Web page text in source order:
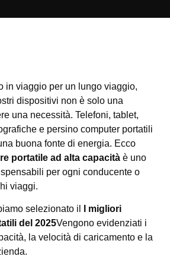
in viaggio per un lungo viaggio,
dispositivi non è solo una
una necessità. Telefoni, tablet,
e persino computer portatili
buona fonte di energia. Ecco
portatile ad alta capacità è uno
per ogni conducente o
viaggi.
selezionato il
I migliori
del 2025Vengono evidenziati i
la velocità di caricamento e la